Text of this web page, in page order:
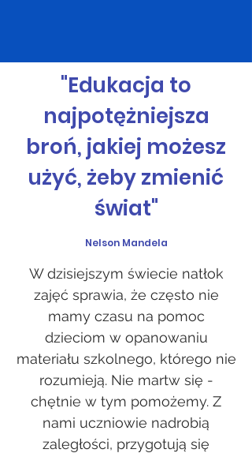
"Edukacja to
najpotężniejsza
broń, jakiej możesz
użyć, żeby zmienić
świat"
Nelson Mandela
W dzisiejszym świecie natłok
zajęć sprawia, że często nie
mamy czasu na pomoc
dzieciom w opanowaniu
materiału szkolnego, którego nie
rozumieją. Nie martw się -
chętnie w tym pomożemy. Z
nami uczniowie nadrobią
zaległości, przygotują się